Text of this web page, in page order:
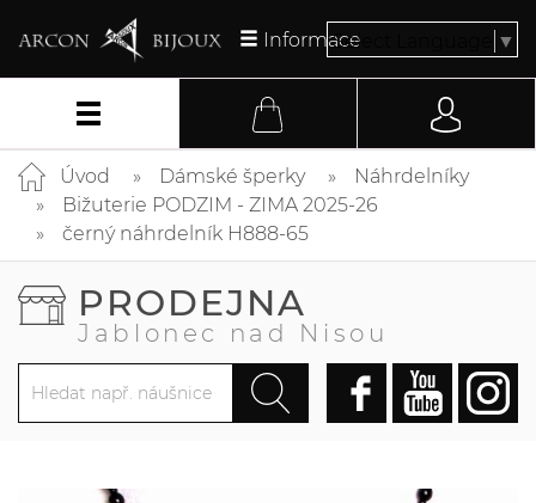
InformaceSelect Language ▼
Úvod Dámské šperky
Náhrdelníky
Bižuterie PODZIM - ZIMA 2025-26
černý náhrdelník H888-65
PRODEJNA
Jablonec nad Nisou